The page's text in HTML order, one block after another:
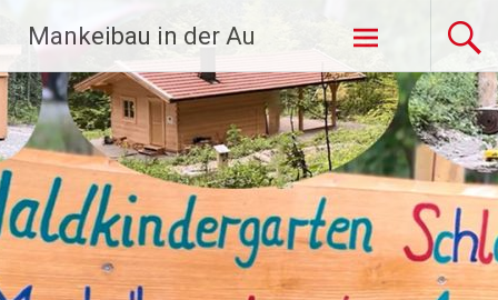
Inhalt
springen
Mankeibau in der Au